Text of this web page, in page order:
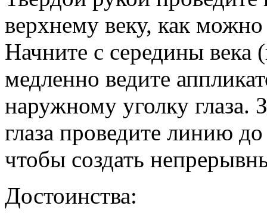
верхнему веку, как
Начните с середины века
медленно ведите
наружному уголку глаза.
глаза проведите линию
чтобы создать
Достоинства: